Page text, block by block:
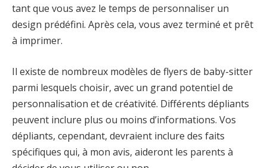
tant que vous avez le temps de personnaliser un
design prédéfini. Après cela, vous avez terminé et prêt
à imprimer.
Il existe de nombreux modèles de flyers de baby-sitter
parmi lesquels choisir, avec un grand potentiel de
personnalisation et de créativité. Différents dépliants
peuvent inclure plus ou moins d’informations. Vos
dépliants, cependant, devraient inclure des faits
spécifiques qui, à mon avis, aideront les parents à